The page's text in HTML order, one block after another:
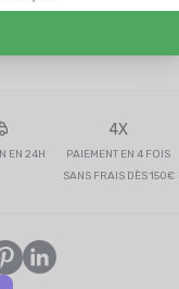
EN 24H
4X
PAIEMENT EN 4 FOIS
SANS FRAIS DÈS 150€